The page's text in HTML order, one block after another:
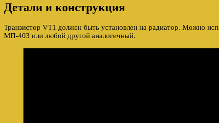
Детали и конструкция
Транзистор VT1 должен быть установлен на радиатор. Можно
МП-403 или любой другой аналогичный.